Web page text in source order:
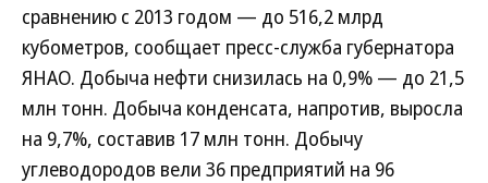
сравнению с 2013 годом — до 516,2 млрд
кубометров, сообщает пресс-служба губернатора
ЯНАО. Добыча нефти снизилась на 0,9% — до 21,5
млн тонн. Добыча конденсата, напротив, выросла
на 9,7%, составив 17 млн тонн. Добычу
углеводородов вели 36 предприятий на 96